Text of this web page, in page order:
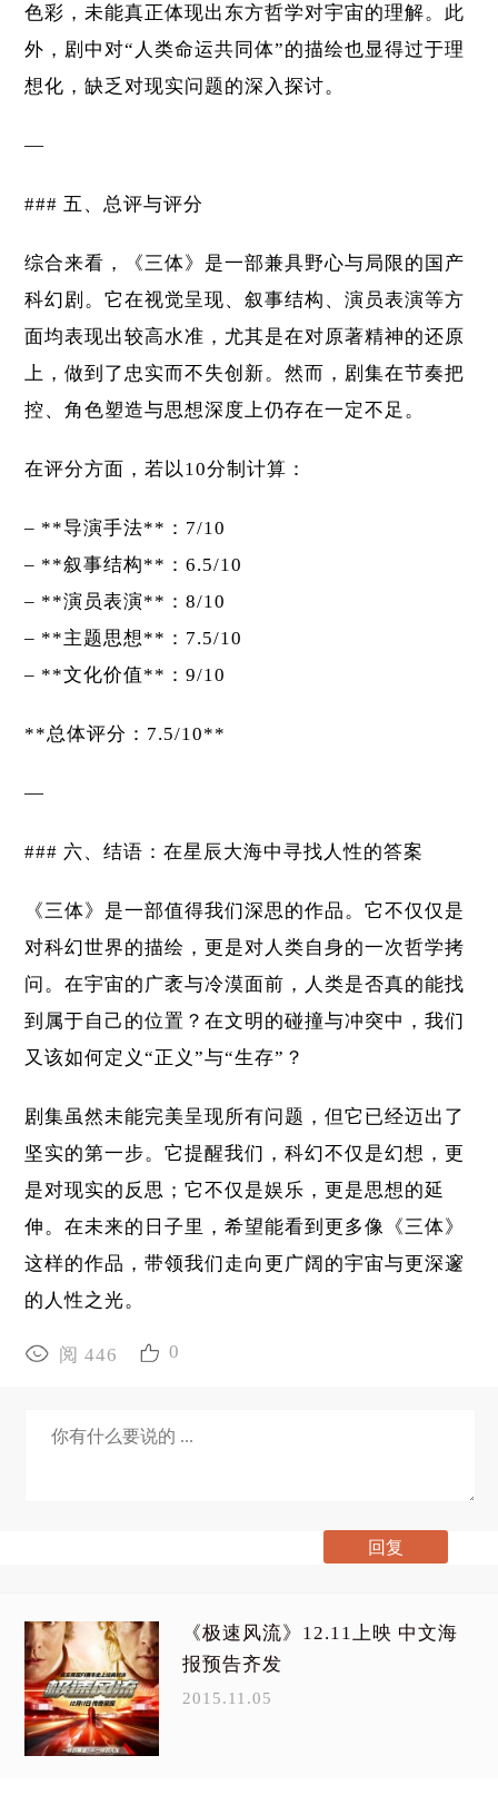
色彩，未能真正体现出东方哲学对宇宙的理解。此
外，剧中对“人类命运共同体”的描绘也显得过于理
想化，缺乏对现实问题的深入探讨。
—
### 五、总评与评分
综合来看，《三体》是一部兼具野心与局限的国产
科幻剧。它在视觉呈现、叙事结构、演员表演等方
面均表现出较高水准，尤其是在对原著精神的还原
上，做到了忠实而不失创新。然而，剧集在节奏把
控、角色塑造与思想深度上仍存在一定不足。
在评分方面，若以10分制计算：
– **导演手法**：7/10
– **叙事结构**：6.5/10
– **演员表演**：8/10
– **主题思想**：7.5/10
– **文化价值**：9/10
**总体评分：7.5/10**
—
### 六、结语：在星辰大海中寻找人性的答案
《三体》是一部值得我们深思的作品。它不仅仅是
对科幻世界的描绘，更是对人类自身的一次哲学拷
问。在宇宙的广袤与冷漠面前，人类是否真的能找
到属于自己的位置？在文明的碰撞与冲突中，我们
又该如何定义“正义”与“生存”？
剧集虽然未能完美呈现所有问题，但它已经迈出了
坚实的第一步。它提醒我们，科幻不仅是幻想，更
是对现实的反思；它不仅是娱乐，更是思想的延
伸。在未来的日子里，希望能看到更多像《三体》
这样的作品，带领我们走向更广阔的宇宙与更深邃
的人性之光。
阅 446 0
《极速风流》12.11上映 中文海
报预告齐发
2015.11.05